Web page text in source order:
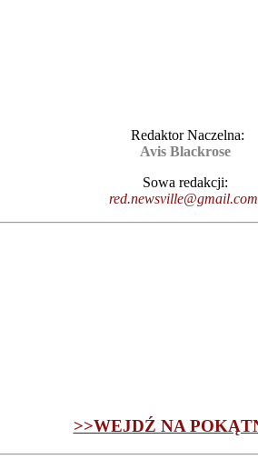
Redaktor Naczelna:
Avis Blackrose
Sowa redakcji:
red.newsville@gmail.com
>>WEJDŹ NA